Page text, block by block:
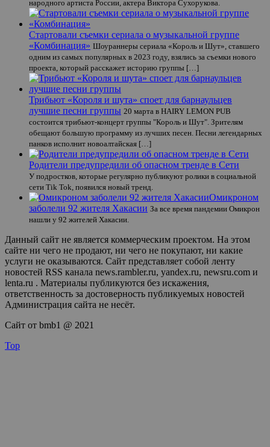
народного артиста России, актера Виктора Сухорукова.
Стартовали съемки сериала о музыкальной группе
«Комбинация» Шоураннеры сериала «Король и Шут», ставшего
одним из самых популярных в 2023 году, взялись за съемки нового
проекта, который расскажет историю группы […]
Трибьют «Короля и шута» споет для барнаульцев
лучшие песни группы 20 марта в HAIRY LEMON PUB
состоится трибьют-концерт группы "Король и Шут". Зрителям
обещают большую программу из лучших песен. Песни легендарных
панков исполнит новоалтайская […]
Родители предупредили об опасном тренде в Сети
У подростков, которые регулярно публикуют ролики в социальной
сети Tik Tok, появился новый тренд.
Омикроном
заболели 92 жителя Хакасии За все время пандемии Омикрон
нашли у 92 жителей Хакасии.
Данный сайт не является коммерческим проектом. На этом
сайте ни чего не продают, ни чего не покупают, ни какие
услуги не оказываются. Сайт представляет собой ленту
новостей RSS канала news.rambler.ru, yandex.ru, newsru.com и
lenta.ru . Материалы публикуются без искажения,
ответственность за достоверность публикуемых новостей
Администрация сайта не несёт.
Сайт от bmb1 @ 2021
Top